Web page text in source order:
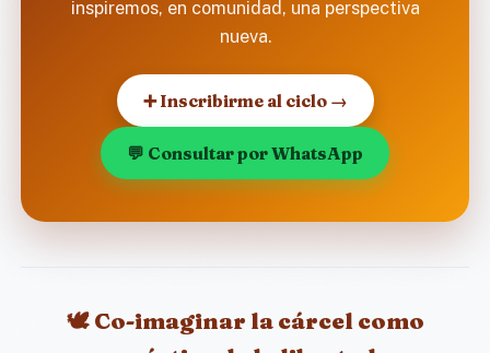
inspiremos, en comunidad, una perspectiva
nueva.
➕ Inscribirme al ciclo →
💬 Consultar por WhatsApp
🕊️ Co-imaginar la cárcel como